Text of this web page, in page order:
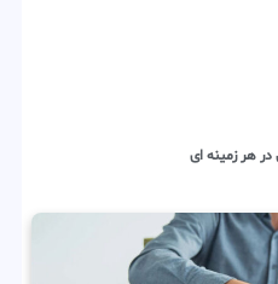
در هر زمینه ای